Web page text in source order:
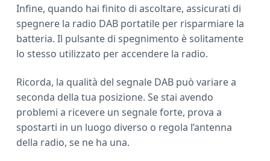
Infine, quando hai finito di ascoltare, assicurati di
spegnere la radio DAB portatile per risparmiare la
batteria. Il pulsante di spegnimento è solitamente
lo stesso utilizzato per accendere la radio.
Ricorda, la qualità del segnale DAB può variare a
seconda della tua posizione. Se stai avendo
problemi a ricevere un segnale forte, prova a
spostarti in un luogo diverso o regola l’antenna
della radio, se ne ha una.